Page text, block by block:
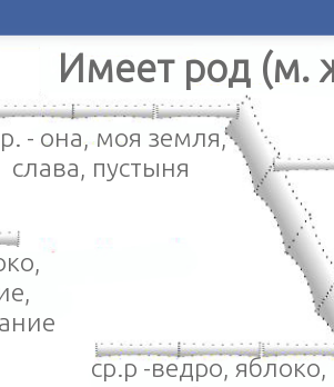
Имеет род (м.
- она, моя земля,
слава, пустыня
ср.р -ведро, яблоко,